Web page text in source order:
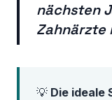
nächsten
Zahnärzte
💡 Die ideale